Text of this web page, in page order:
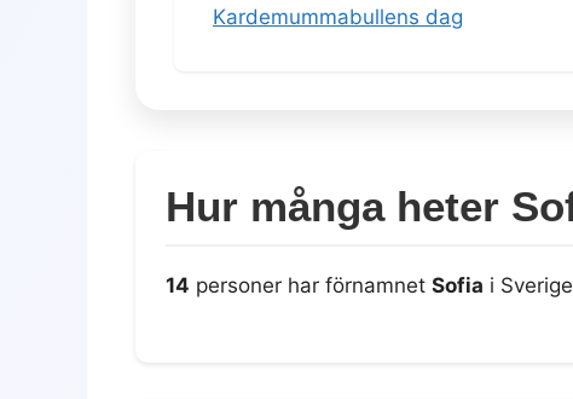
Kardemummabullens dag
Hur många heter
14 personer har förnamnet Sofia i